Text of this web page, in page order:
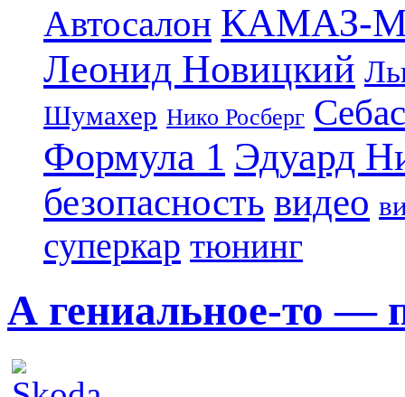
Автосалон КАМАЗ-
Леонид Новицкий
Шумахер Нико Росберг
Формула 1 Эдуард
безопасность видео
суперкар тюнинг
А гениальное-то —